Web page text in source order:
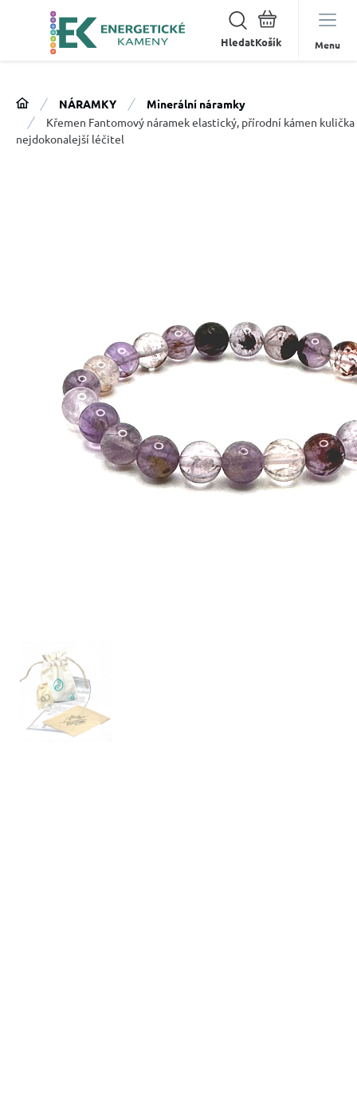
Hledat Menu
NÁRAMKY
Minerální náramky
Křemen Fantomový náramek elastický, přírodní kámen kulička
nejdokonalejší léčitel